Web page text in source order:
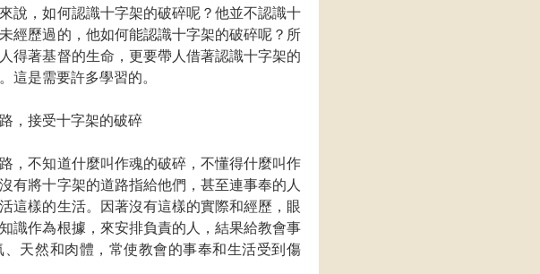
說，如何認識十字架的破碎呢？他並不認識十
經歷過的，他如何能認識十字架的破碎呢？所
得著基督的生命，更要帶人借著認識十字架的
這是需要許多學習的。
，接受十字架的破碎
，不知道什麼叫作魂的破碎，不懂得什麼叫作
有將十字架的道路指給他們，甚至連事奉的人
這樣的生活。因著沒有這樣的實際和經歷，眼
識作為根據，來安排負責的人，結果給教會事
天然和肉體，常使教會的事奉和生活受到傷